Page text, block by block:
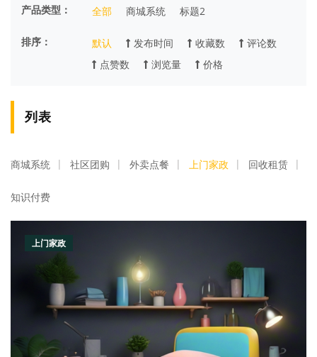
产品类型： 全部 商城系统 标题2
排序： 默认 发布时间 收藏数
评论数
点赞数
浏览量 价格
列表
商城系统 社区团购 外卖点餐 上门家政 回收租赁
知识付费
上门家政